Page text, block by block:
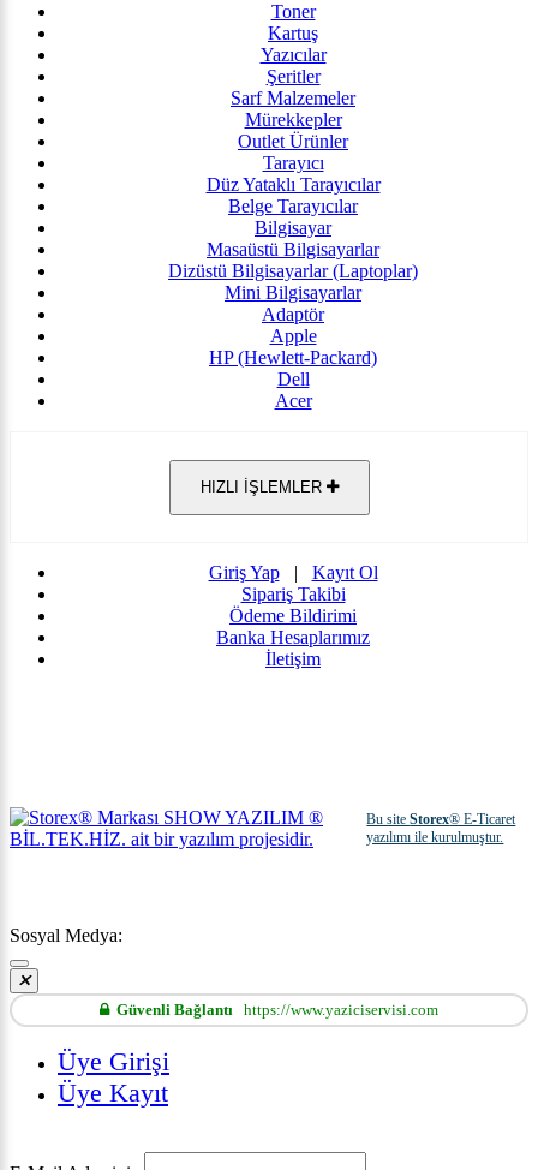
Toner
Kartuş
Yazıcılar
Şeritler
Sarf Malzemeler
Mürekkepler
Outlet Ürünler
Tarayıcı
Düz Yataklı Tarayıcılar
Belge Tarayıcılar
Bilgisayar
Masaüstü Bilgisayarlar
Dizüstü Bilgisayarlar (Laptoplar)
Mini Bilgisayarlar
Adaptör
Apple
HP (Hewlett-Packard)
Dell
Acer
HIZLI İŞLEMLER
Giriş Yap| Kayıt Ol
Sipariş Takibi
Ödeme Bildirimi
Banka Hesaplarımız
İletişim
Bu siteStorex® E-Ticaret
yazılımı ile kurulmuştur.
Sosyal Medya:
Güvenli Bağlantı https://www.yaziciservisi.com
Üye Girişi
Üye Kayıt